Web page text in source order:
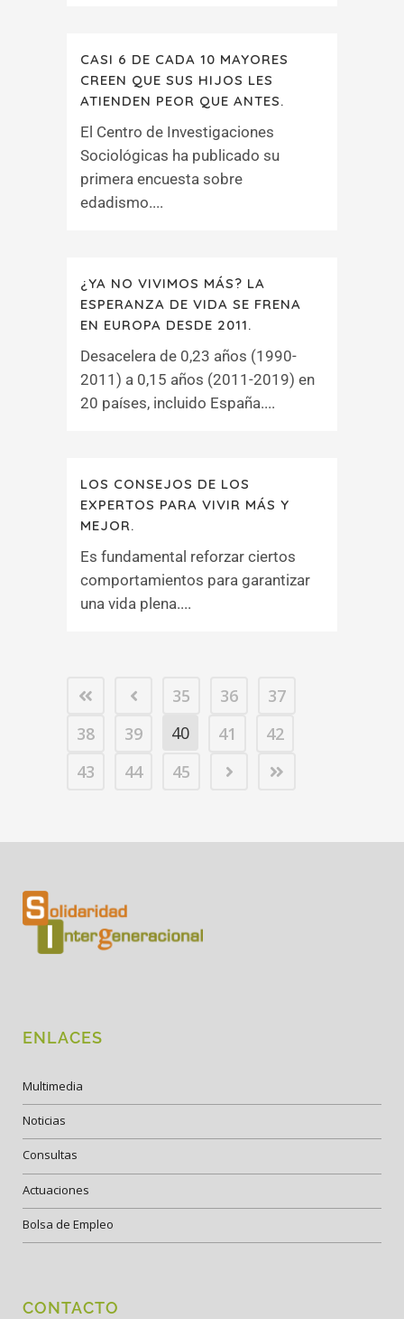
CASI 6 DE CADA 10 MAYORES
CREEN QUE SUS HIJOS LES
ATIENDEN PEOR QUE ANTES.
El Centro de Investigaciones
Sociológicas ha publicado su
primera encuesta sobre
edadismo....
¿YA NO VIVIMOS MÁS? LA
ESPERANZA DE VIDA SE FRENA
EN EUROPA DESDE 2011.
Desacelera de 0,23 años (1990-
2011) a 0,15 años (2011-2019) en
20 países, incluido España....
LOS CONSEJOS DE LOS
EXPERTOS PARA VIVIR MÁS Y
MEJOR.
Es fundamental reforzar ciertos
comportamientos para garantizar
una vida plena....
35 36
37
38
39 40 41
42
43
44 45
ENLACES
Multimedia
Noticias
Consultas
Actuaciones
Bolsa de Empleo
CONTACTO